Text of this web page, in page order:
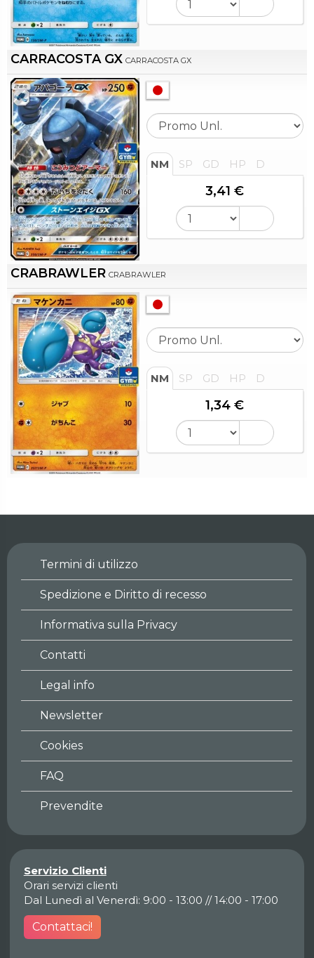
CARRACOSTA GX CARRACOSTA GX
NM SP GD HP D
3,41 €
CRABRAWLER CRABRAWLER
NM SP GD HP D
1,34 €
Termini di utilizzo
Spedizione e Diritto di recesso
Informativa sulla Privacy
Contatti
Legal info
Newsletter
Cookies
FAQ
Prevendite
Servizio Clienti
Orari servizi clienti
Dal Lunedì al Venerdì: 9:00 - 13:00 // 14:00 - 17:00
Contattaci!